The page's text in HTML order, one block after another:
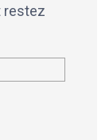
restez